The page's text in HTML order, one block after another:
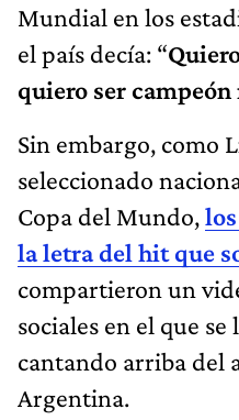
Mundial en los
el país decía: “
quiero ser
Sin embargo, como
seleccionado
Copa del Mundo,
la letra del hit que
compartieron un
sociales en el que se
cantando arriba del
Argentina.